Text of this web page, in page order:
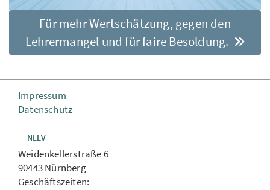
Für mehr Wertschätzung, gegen den
Lehrermangel und für faire Besoldung.
Impressum
Datenschutz
NLLV
Weidenkellerstraße 6
90443 Nürnberg
Geschäftszeiten: